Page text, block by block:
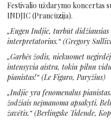
Festivalio uždarymo koncertas
INDJIC (Prancūzija).
„Eugen Indjic, turbūt didžiausias
interpretatorius.“ (Gregory
„Garbės žodis, niekuomet
intensyvia aistra, tokiu pilnu
pianistas!“ (Le Figaro, Paryžius)
„Indjic yra fenomenalus pianistas.
žodžiais neįmanoma apsakyti.
žavėtis.“ (Berlingske Tidende,